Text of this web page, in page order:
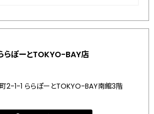
らぽーとTOKYO-BAY店
2-1-1 ららぽーとTOKYO-BAY南館3階